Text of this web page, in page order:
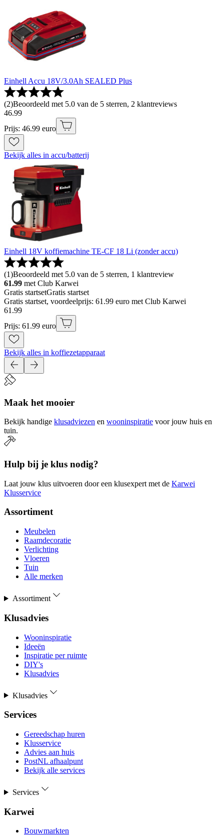
Einhell Accu 18V/3.0Ah SEALED Plus
(2)Beoordeeld met 5.0 van de 5 sterren, 2 klantreviews
46.99
Prijs: 46.99 euro
Bekijk alles in accu/batterij
Einhell 18V koffiemachine TE-CF 18 Li (zonder accu)
(1)Beoordeeld met 5.0 van de 5 sterren, 1 klantreview
61.99 met Club Karwei
Gratis startsetGratis startset
Gratis startset, voordeelprijs: 61.99 euro met Club Karwei
61 .99
Prijs: 61.99 euro
Bekijk alles in koffiezetapparaat
Maak het mooier
Bekijk handige klusadviezen en wooninspiratie voor jouw huis en
tuin.
Hulp bij je klus nodig?
Laat jouw klus uitvoeren door een klusexpert met de Karwei
Klusservice
Assortiment
Meubelen
Raamdecoratie
Verlichting
Vloeren
Tuin
Alle merken
Assortiment
Klusadvies
Wooninspiratie
Ideeën
Inspiratie per ruimte
DIY's
Klusadvies
Klusadvies
Services
Gereedschap huren
Klusservice
Advies aan huis
PostNL afhaalpunt
Bekijk alle services
Services
Karwei
Bouwmarkten